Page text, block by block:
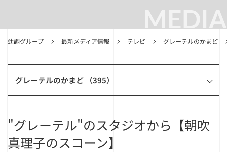
MEDIA
辻調グループ 最新メディア情報 テレビ グレーテルのかまど
グレーテルのかまど （395）
"グレーテル"のスタジオから【朝吹
真理子のスコーン】